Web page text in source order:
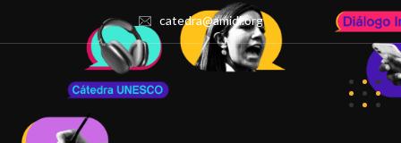
catedra@amidi.org